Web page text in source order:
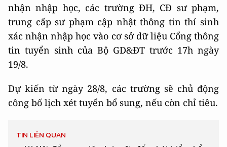
nhận nhập học, các trường ĐH, CĐ sư phạm,
trung cấp sư phạm cập nhật thông tin thí sinh
xác nhận nhập học vào cơ sở dữ liệu Cổng thông
tin tuyển sinh của Bộ GD&ĐT trước 17h ngày
19/8.
Dự kiến từ ngày 28/8, các trường sẽ chủ động
công bố lịch xét tuyển bổ sung, nếu còn chỉ tiêu.
TIN LIÊN QUAN